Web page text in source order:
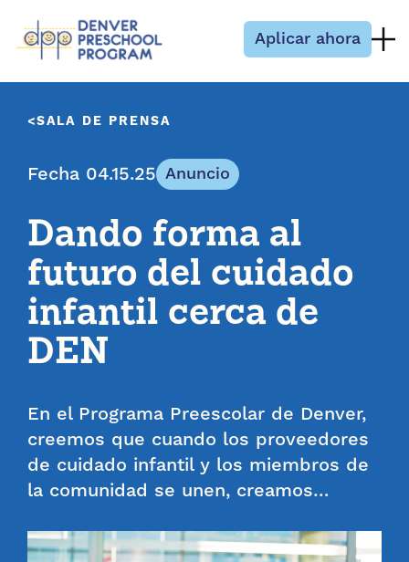
Aplicar ahora
SALA DE PRENSA
Fecha 04.15.25 Anuncio
Dando forma al
futuro del cuidado
infantil cerca de
DEN
En el Programa Preescolar de Denver,
creemos que cuando los proveedores
de cuidado infantil y los miembros de
la comunidad se unen, creamos…